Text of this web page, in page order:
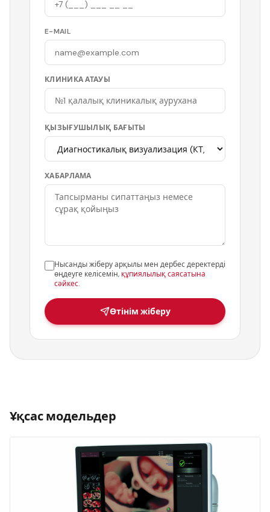
E-MAIL
КЛИНИКА АТАУЫ
ҚЫЗЫҒУШЫЛЫҚ БАҒЫТЫ
ХАБАРЛАМА
Нысанды жіберу арқылы мен дербес деректерді
өңдеуге келісемін, құпиялылық саясатына
сәйкес.
Өтінім жіберу
Ұқсас модельдер